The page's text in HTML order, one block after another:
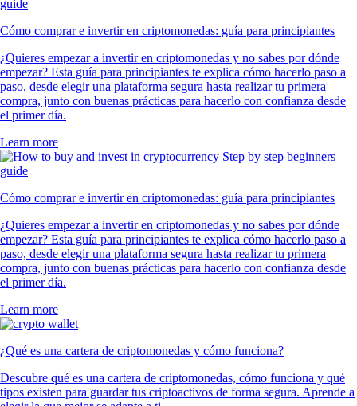
Cómo comprar e invertir en criptomonedas: guía para principiantes
¿Quieres empezar a invertir en criptomonedas y no sabes por dónde
empezar? Esta guía para principiantes te explica cómo hacerlo paso a
paso, desde elegir una plataforma segura hasta realizar tu primera
compra, junto con buenas prácticas para hacerlo con confianza desde
el primer día.
Learn more
Cómo comprar e invertir en criptomonedas: guía para principiantes
¿Quieres empezar a invertir en criptomonedas y no sabes por dónde
empezar? Esta guía para principiantes te explica cómo hacerlo paso a
paso, desde elegir una plataforma segura hasta realizar tu primera
compra, junto con buenas prácticas para hacerlo con confianza desde
el primer día.
Learn more
¿Qué es una cartera de criptomonedas y cómo funciona?
Descubre qué es una cartera de criptomonedas, cómo funciona y qué
tipos existen para guardar tus criptoactivos de forma segura. Aprende a